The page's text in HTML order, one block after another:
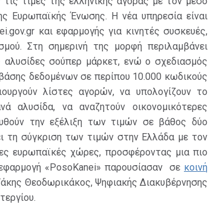
Ευρωπαϊκής Ένωσης. Η νέα υπηρεσία είναι
και εφαρμογής για κινητές συσκευές,
Στη σημερινή της μορφή περιλαμβάνει
σούπερ μάρκετ, ενώ ο σχεδιασμός
δεδομένων σε περίπου 10.000 κωδικούς
λίστες αγορών, να υπολογίζουν το
αλυσίδα, να αναζητούν οικονομικότερες
την εξέλιξη των τιμών σε βάθος δύο
τη σύγκριση των τιμών στην Ελλάδα με τον
ευρωπαϊκές χώρες, προσφέροντας μια πιο
«PosoKanei» παρουσίασαν σε κοινή
Θεοδωρικάκος, Ψηφιακής Διακυβέρνησης